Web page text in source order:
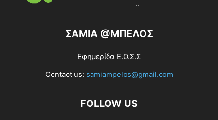
ΣΑΜΙΑ @ΜΠΕΛΟΣ
Εφημερίδα Ε.Ο.Σ.Σ
Contact us: samiampelos@gmail.com
FOLLOW US